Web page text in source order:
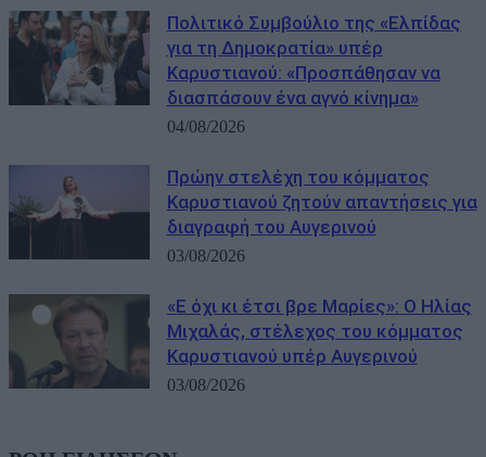
Πολιτικό Συμβούλιο της «Ελπίδας
για τη Δημοκρατία» υπέρ
Καρυστιανού: «Προσπάθησαν να
διασπάσουν ένα αγνό κίνημα»
04/08/2026
Πρώην στελέχη του κόμματος
Καρυστιανού ζητούν απαντήσεις για
διαγραφή του Αυγερινού
03/08/2026
«Ε όχι κι έτσι βρε Μαρίες»: Ο Ηλίας
Μιχαλάς, στέλεχος του κόμματος
Καρυστιανού υπέρ Αυγερινού
03/08/2026